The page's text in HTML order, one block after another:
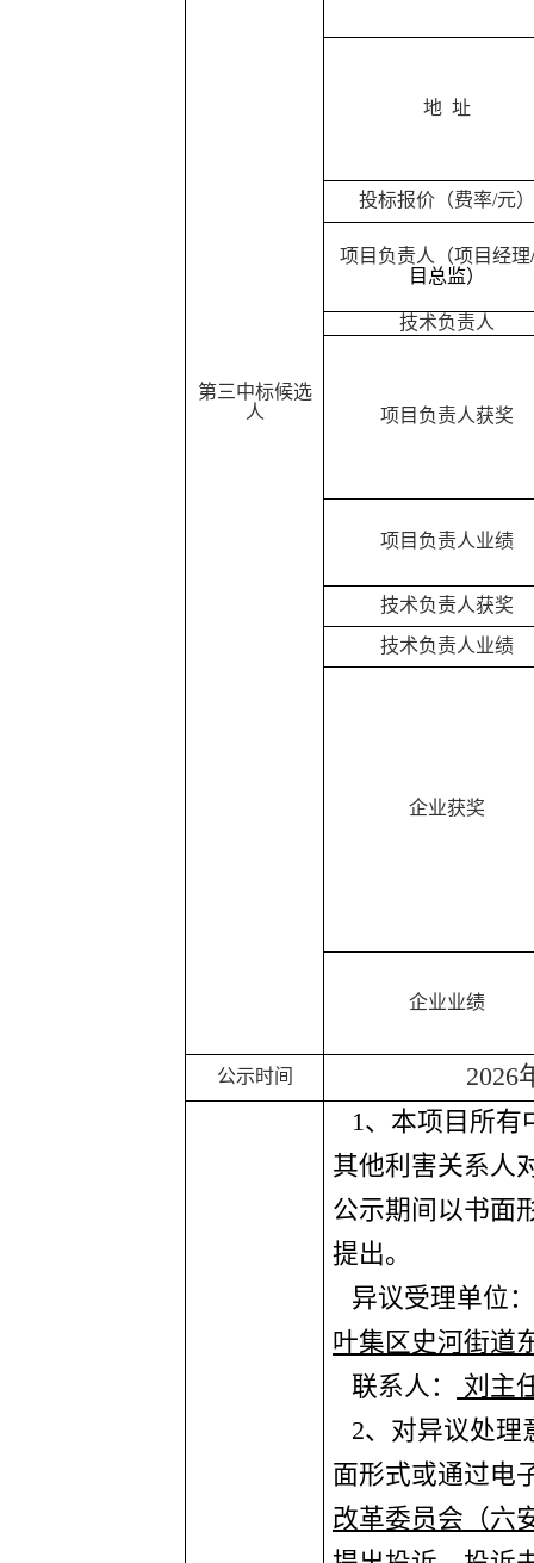
第三中标候选
人
地 址
投标报价（费率/元）
项目负责人（项目经理
目总监）
技术负责人
项目 负责人获奖
项目 负责人业绩
技术负责人获奖
技术负责人业绩
企业获奖
企业业绩
公示时间 2026
1、本项目所有
其他利害关系人
公示期间以书面
提出。
异议受理单位
叶集区史河街道
联系人：
刘主
2、对异议处理
面形式或通过电
改革委员会（六